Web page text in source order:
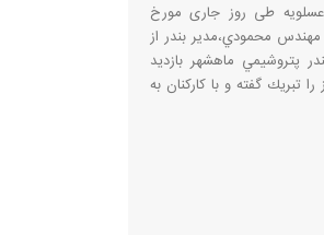
عسلویه طی روز جاری مورخ
مهندس محمودي،مدیر بندر از
پتروشيمي ماهشهر بازديد
تبريك گفته و با كاركنان به